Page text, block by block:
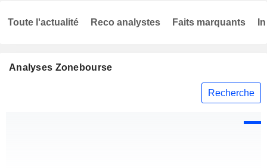
Analyses Zonebourse
Recherche
Toute l'actualité Reco analystes Faits marquants